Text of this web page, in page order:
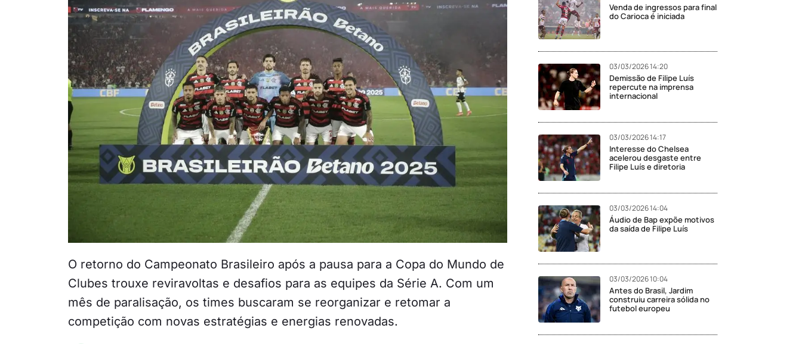
O retorno do Campeonato Brasileiro após a pausa para a Copa do Mundo de
Clubes trouxe reviravoltas e desafios para as equipes da Série A. Com um
mês de paralisação, os times buscaram se reorganizar e retomar a
competição com novas estratégias e energias renovadas.
Venda de ingressos para final
do Carioca é iniciada
03/03/2026 14:20
Demissão de Filipe Luís
repercute na imprensa
internacional
03/03/2026 14:17
Interesse do Chelsea
acelerou desgaste entre
Filipe Luís e diretoria
03/03/2026 14:04
Áudio de Bap expõe motivos
da saída de Filipe Luís
03/03/2026 10:04
Antes do Brasil, Jardim
construiu carreira sólida no
futebol europeu